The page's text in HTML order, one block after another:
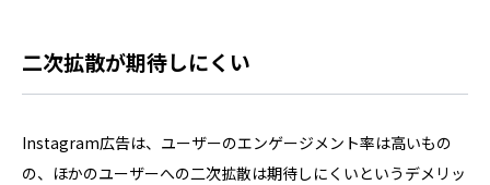
二次拡散が期待しにくい
Instagram広告は、ユーザーのエンゲージメント率は高いもの
の、ほかのユーザーへの二次拡散は期待しにくいというデメリッ